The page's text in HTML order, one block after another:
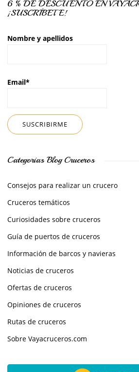
6 % DE DESCUENTO EN
¡SUSCRÍBETE!
Nombre y apellidos
Email*
Categorías Blog Cruceros
Consejos para realizar un crucero
Cruceros temáticos
Curiosidades sobre cruceros
Guía de puertos de cruceros
Información de barcos y navieras
Noticias de cruceros
Ofertas de cruceros
Opiniones de cruceros
Rutas de cruceros
Sobre Vayacruceros.com